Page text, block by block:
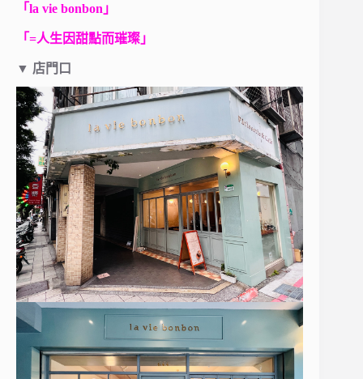
「la vie bonbon」
「=人生因甜點而璀璨」
▼ 店門口